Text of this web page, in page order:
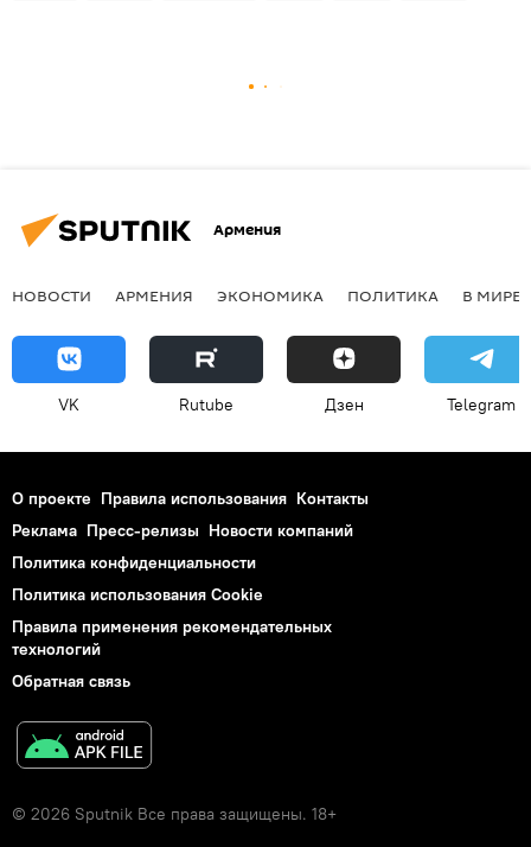
Армения
НОВОСТИ АРМЕНИЯ ЭКОНОМИКА ПОЛИТИКА В МИРЕ
VK Rutube Дзен Telegram
О проекте Правила использования Контакты
Реклама Пресс-релизы Новости компаний
Политика конфиденциальности
Политика использования Cookie
Правила применения рекомендательных
технологий
Обратная связь
© 2026 Sputnik Все права защищены. 18+